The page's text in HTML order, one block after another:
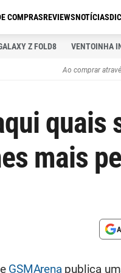
COMPRASREVIEWSNOTÍCIAS
Z FOLD8 VENTOINHA
Ao comprar
quais
mais
GSMArena publica